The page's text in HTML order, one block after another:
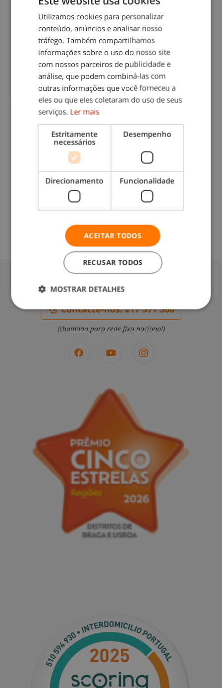
Contacte-nos: 217 571 560
(chamada para rede fixa nacional)
Utilizamos cookies para personalizar
conteúdo, anúncios e analisar nosso
tráfego. Também compartilhamos
informações sobre o uso do nosso site
com nossos parceiros de publicidade e
análise, que podem combiná-las com
outras informações que você forneceu a
eles ou que eles coletaram do uso de seus
serviços. Ler mais
Estritamente
necessários
Desempenho
Direcionamento Funcionalidade
ACEITAR TODOS
RECUSAR TODOS
MOSTRAR DETALHES